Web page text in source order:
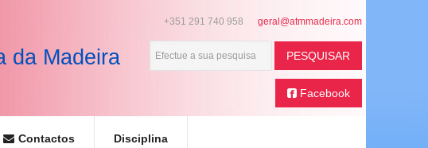
da Madeira
+351 291 740 958
PESQUISAR
Facebook
Contactos Disciplina